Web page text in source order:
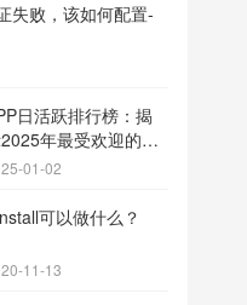
失败，该如何配置-
日活跃排行榜：揭
年最受欢迎的应
后的秘密
01-02
可以做什么？
11-13